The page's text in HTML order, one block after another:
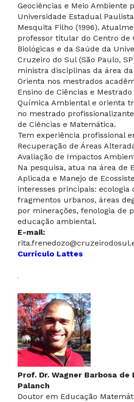
Geociências e Meio Ambiente
Universidade Estadual
Mesquita Filho (1996).
professor titular do Centro de
Biológicas e da Saúde da
Cruzeiro do Sul (São Paulo,
ministra disciplinas da área da
Orienta nos mestrados
Ensino de Ciências e
Química Ambiental e orienta
no mestrado
de Ciências e Matemática.
Tem experiência profissional
Recuperação de Áreas
Avaliação de Impactos
Na pesquisa, atua na área de
Aplicada e Manejo de
interesses principais: ecologia
fragmentos urbanos, áreas
por minerações, fenologia de
educação ambiental.
E-mail:
Currículo Lattes
Prof. Dr. Wagner Barbosa de
Palanch
Doutor em Educação